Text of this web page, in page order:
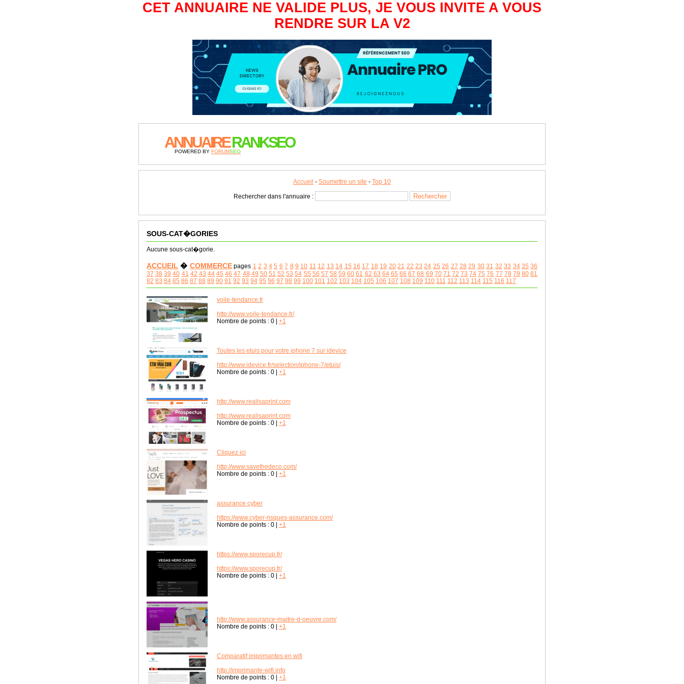
CET ANNUAIRE NE VALIDE PLUS, JE VOUS INVITE A VOUS
RENDRE SUR LA V2
ANNUAIRERANKSEO
POWERED BY FORUMSEO
Accueil - Soumettre un site - Top 10
Rechercher dans l'annuaire :
SOUS-CAT�GORIES
Aucune sous-cat�gorie.
ACCUEIL � COMMERCEpages 1 2 3 4 5 6 7 8 9 10 11 12 13 14 15 16 17 18 19 20 21 22 23 24 25 26 27 28 29 30 31 32 33 34 35 36
37 38 39 40 41 42 43 44 45 46 47 48 49 50 51 52 53 54 55 56 57 58 59 60 61 62 63 64 65 66 67 68 69 70 71 72 73 74 75 76 77 78 79 80 81
82 83 84 85 86 87 88 89 90 91 92 93 94 95 96 97 98 99 100 101 102 103 104 105 106 107 108 109 110 111 112 113 114 115 116 117
voile-tendance.fr
http://www.voile-tendance.fr/
Nombre de points : 0 +1
Toutes les etuis pour votre iphone 7 sur idevice
http://www.idevice.fr/selection/iphone-7/etuis/
Nombre de points : 0 +1
http://www.realisaprint.com
http://www.realisaprint.com
Nombre de points : 0 +1
Cliquez ici
http://www.savethedeco.com/
Nombre de points : 0 +1
assurance cyber
https://www.cyber-risques-assurance.com/
Nombre de points : 0 +1
https://www.sporecup.fr/
https://www.sporecup.fr/
Nombre de points : 0 +1
http://www.assurance-maitre-d-oeuvre.com/
Nombre de points : 0 +1
Comparatif imprimantes en wifi
http://imprimante-wifi.info
Nombre de points : 0 +1